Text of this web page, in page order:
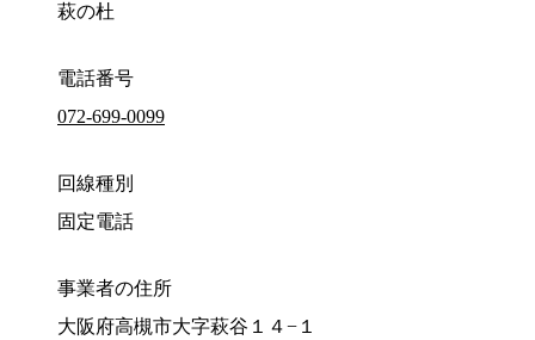
萩の杜
電話番号
072-699-0099
回線種別
固定電話
事業者の住所
大阪府高槻市大字萩谷１４−１